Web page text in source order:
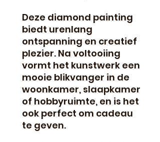
Deze diamond painting
biedt urenlang
ontspanning en creatief
plezier. Na voltooiing
vormt het kunstwerk een
mooie blikvanger in de
woonkamer, slaapkamer
of hobbyruimte, en is het
ook perfect om cadeau
te geven.